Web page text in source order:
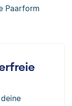
Paarform